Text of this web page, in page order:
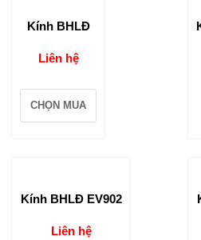
Kính BHLĐ
Liên hệ
CHỌN MUA
Kính BHLĐ EV902
Liên hệ